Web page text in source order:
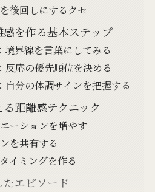
後回しにするクセ
を作る基本ステップ
境界線を言葉にしてみる
反応の優先順位を決める
自分の体調サインを把握する
距離感テクニック
ーションを増やす
を共有する
イミングを作る
エピソード